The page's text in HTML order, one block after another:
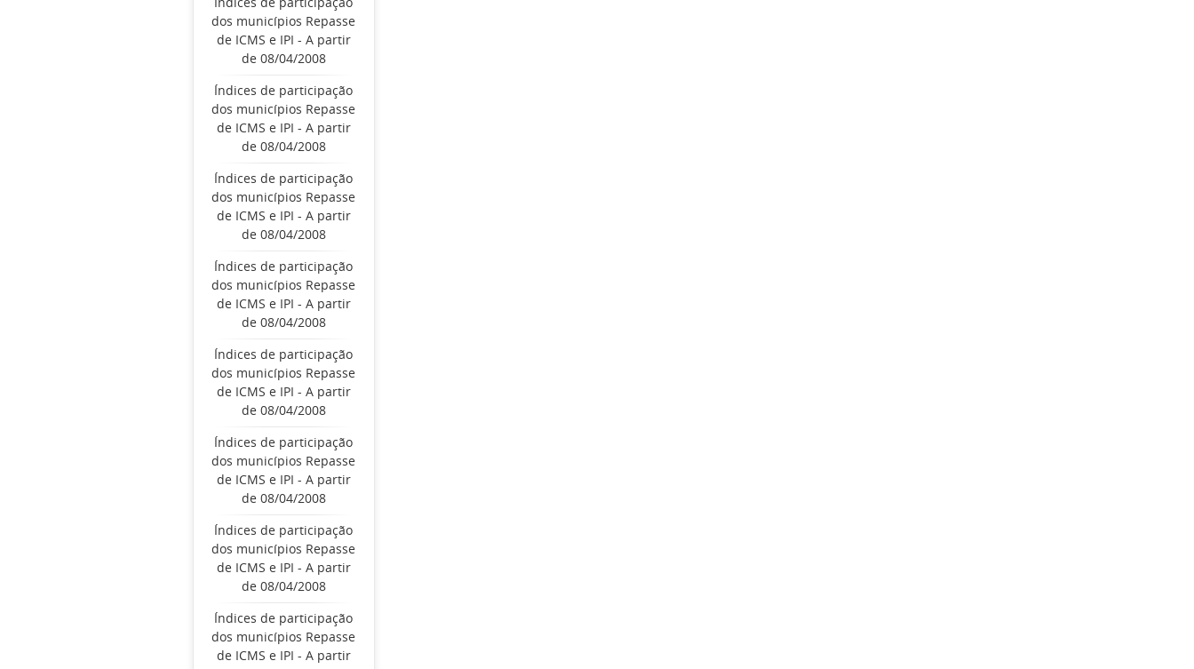
dos municípios Repasse
de ICMS e IPI - A partir
de 08/04/2008
Índices de participação
dos municípios Repasse
de ICMS e IPI - A partir
de 08/04/2008
Índices de participação
dos municípios Repasse
de ICMS e IPI - A partir
de 08/04/2008
Índices de participação
dos municípios Repasse
de ICMS e IPI - A partir
de 08/04/2008
Índices de participação
dos municípios Repasse
de ICMS e IPI - A partir
de 08/04/2008
Índices de participação
dos municípios Repasse
de ICMS e IPI - A partir
de 08/04/2008
Índices de participação
dos municípios Repasse
de ICMS e IPI - A partir
de 08/04/2008
Índices de participação
dos municípios Repasse
de ICMS e IPI - A partir